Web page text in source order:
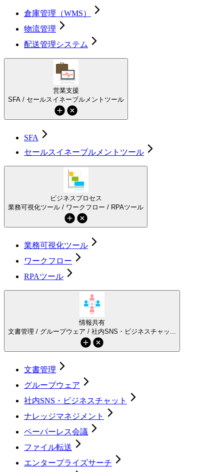
倉庫管理（WMS）
物流管理
配送管理システム
営業支援
SFA / セールスイネーブルメントツール
SFA
セールスイネーブルメントツール
ビジネスプロセス
業務可視化ツール / ワークフロー / RPAツール
業務可視化ツール
ワークフロー
RPAツール
情報共有
文書管理 / グループウェア / 社内SNS・ビジネスチャッ...
文書管理
グループウェア
社内SNS・ビジネスチャット
ナレッジマネジメント
ペーパーレス会議
ファイル転送
エンタープライズサーチ